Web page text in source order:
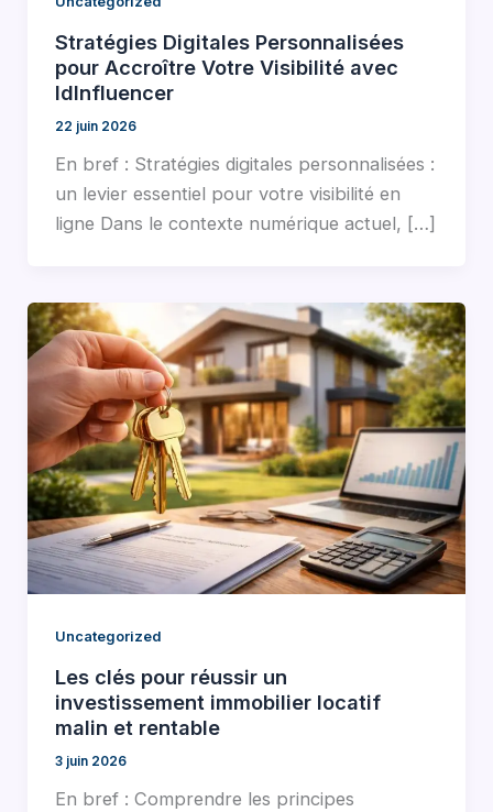
Stratégies Digitales Personnalisées
pour Accroître Votre Visibilité avec
IdInfluencer
22 juin 2026
En bref : Stratégies digitales personnalisées :
un levier essentiel pour votre visibilité en
ligne Dans le contexte numérique actuel, […]
Uncategorized
Les clés pour réussir un
investissement immobilier locatif
malin et rentable
3 juin 2026
En bref : Comprendre les principes